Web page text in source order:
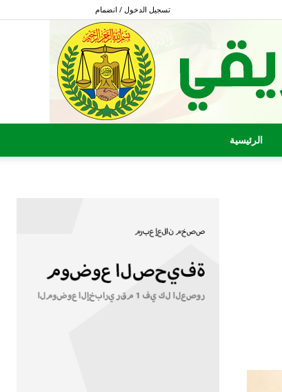
تسجيل الدخول / انضمام
الرئيسية